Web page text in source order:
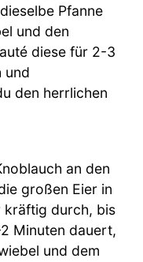
Pfanne
und den
diese für 2-3
und
den herrlichen
an den
großen Eier in
kräftig durch, bis
Minuten dauert,
und dem